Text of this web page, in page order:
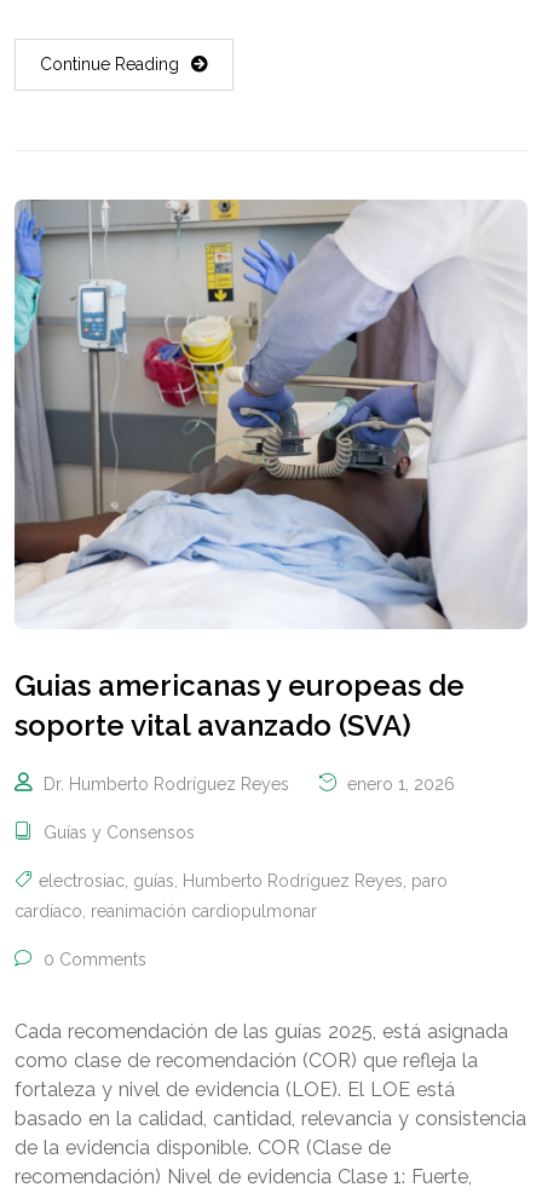
Continue Reading
Guias americanas y europeas de
soporte vital avanzado (SVA)
Dr. Humberto Rodríguez Reyes enero 1, 2026
Guías y Consensos
electrosiac, guías, Humberto Rodríguez Reyes, paro
cardíaco, reanimación cardiopulmonar
0 Comments
Cada recomendación de las guías 2025, está asignada
como clase de recomendación (COR) que refleja la
fortaleza y nivel de evidencia (LOE). El LOE está
basado en la calidad, cantidad, relevancia y consistencia
de la evidencia disponible. COR (Clase de
recomendación) Nivel de evidencia Clase 1: Fuerte,